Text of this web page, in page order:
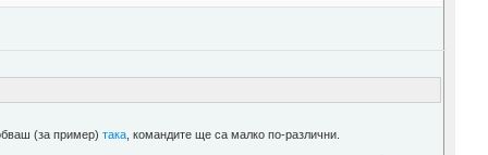
(за пример)така , командите ще са малко по-различни.